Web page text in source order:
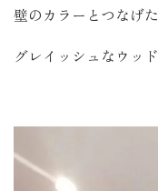
壁のカラーとつなげた
グレイッシュなウッ